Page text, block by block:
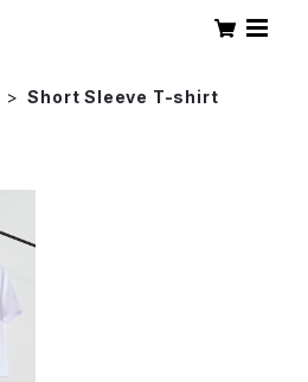
Short Sleeve T-shirt